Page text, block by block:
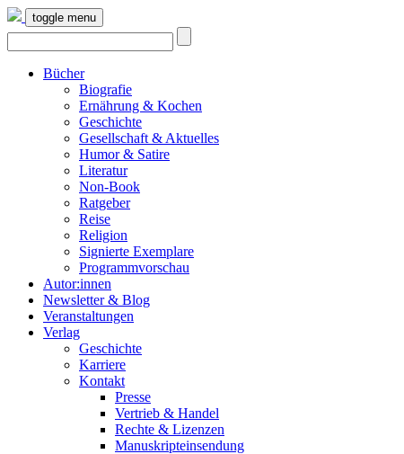
toggle menu
Bücher
Biografie
Ernährung & Kochen
Geschichte
Gesellschaft & Aktuelles
Humor & Satire
Literatur
Non-Book
Ratgeber
Reise
Religion
Signierte Exemplare
Programmvorschau
Autor:innen
Newsletter & Blog
Veranstaltungen
Verlag
Geschichte
Karriere
Kontakt
Presse
Vertrieb & Handel
Rechte & Lizenzen
Manuskripteinsendung